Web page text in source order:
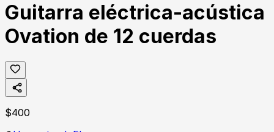
Guitarra eléctrica-acústica
Ovation de 12 cuerdas
$400